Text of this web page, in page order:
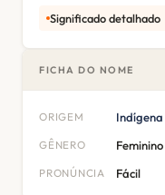
Significado detalhado
FICHA DO NOME
ORIGEM Indígena
GÊNERO Feminino
PRONÚNCIA Fácil